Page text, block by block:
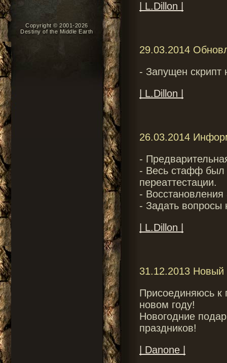
Copyright © 2001-2026
Destiny of the Middle Earth
| L.Dillon |
29.03.2014
- Запущен скрипт
| L.Dillon |
26.03.2014
-
- Весь стафф был
переаттестации.
- Восстановления
- Задать
| L.Dillon |
31.12.2013 Новый
Присоединяюсь
новом году!
Новогодние
праздников!
| Danone |